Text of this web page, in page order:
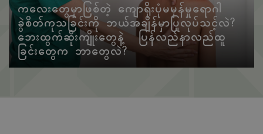
ကလေးတွေမှာဖြစ်တဲ့ ကျောရိုးပုံမမှန်မှုရောဂါ
ခွဲစိတ်ကုသခြင်းကို ဘယ်အချိန်မှာပြုလုပ်သင့်လဲ?
ဘေးထွက်ဆိုးကျိုးတွေနဲ့ ပြန်လည်နာလည်ထူ
ခြင်းတွေက ဘာတွေလဲ?